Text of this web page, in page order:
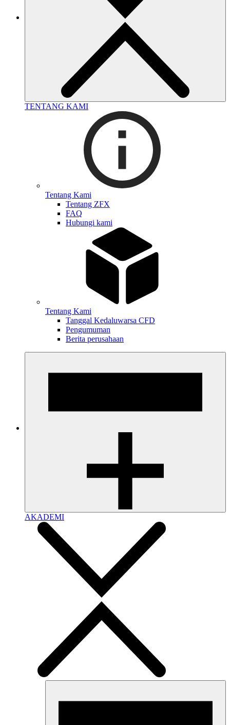
TENTANG KAMI
Tentang Kami
Tentang ZFX
FAQ
Hubungi kami
Tentang Kami
Tanggal Kedaluwarsa CFD
Pengumuman
Berita perusahaan
AKADEMI